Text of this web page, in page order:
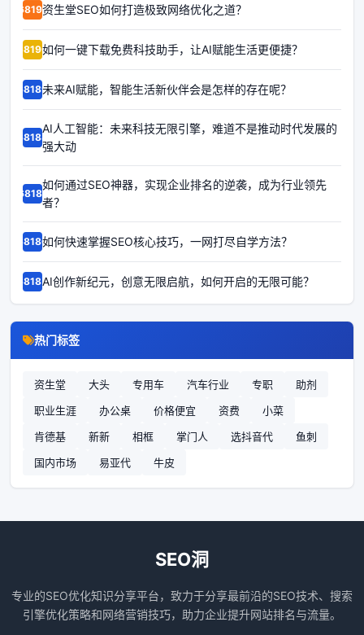
68191资生堂SEO如何打造极致网络优化之道？
68190如何一键下载免费科技助手，让AI赋能生活更便捷？
68189未来AI赋能，智能生活新伙伴会是怎样的存在呢？
68188
AI人工智能：未来科技无限引擎，难道不是推动时代发展的
强大动
68187
如何通过SEO神器，实现企业排名的逆袭，成为行业领先
者？
68186如何快速掌握SEO核心技巧，一网打尽自学方法？
68185AI创作新纪元，创意无限启航，如何开启的无限可能？
热门标签
资生堂 大头 专用车 汽车行业 专职
助剂
职业生涯
办公桌 价格便宜 资费
小菜
肯德基
新新 相框 掌门人 选抖音代
鱼刺
国内市场
易亚代 牛皮
SEO洞
专业的SEO优化知识分享平台，致力于分享最前沿的SEO技术、搜索
引擎优化策略和网络营销技巧，助力企业提升网站排名与流量。